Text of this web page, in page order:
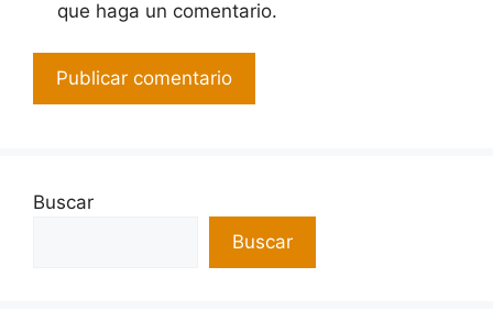
que haga un comentario.
Buscar
Buscar